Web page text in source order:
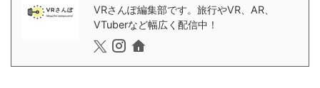
VRさんぽ編集部です。旅行やVR、AR、
VTuberなど幅広く配信中！